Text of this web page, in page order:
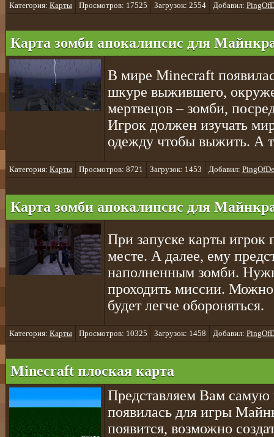
Категория: Карты Просмотров: 17525 Загрузок: 2554 Добавил:
Карта зомби апокалипсис для
В мире Minecraft
шкуре выжившего,
мертвецов – зомби,
Игрок должен изучать
одежду чтобы выжить. А
Категория: Карты Просмотров: 8721 Загрузок: 1453 Добавил:
Карта зомби апокалипсис для
При запуске карты игрок
месте. А далее, ему
наполненным зомби.
проходить миссии. Можно
будет легче обороняться.
Категория: Карты Просмотров: 10325 Загрузок: 1458 Добавил:
Minecraft плоская карта
Представляем Вам самую
появилась для игры
появится, возможно